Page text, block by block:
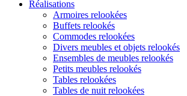
Réalisations
Armoires relookées
Buffets relookés
Commodes relookées
Divers meubles et objets relookés
Ensembles de meubles relookés
Petits meubles relookés
Tables relookées
Tables de nuit relookées